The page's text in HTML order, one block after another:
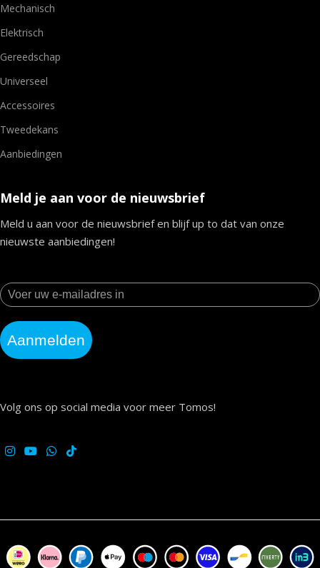
Mechanisch
Elektrisch
Gereedschap
Universeel
Accessoires
Tweedekans
Aanbiedingen
Meld je aan voor de nieuwsbrief
Meld u aan voor de nieuwsbrief en blijf up to dat van onze
nieuwste aanbiedingen!
Aanmelden
Volg ons op social media voor meer Tomos!